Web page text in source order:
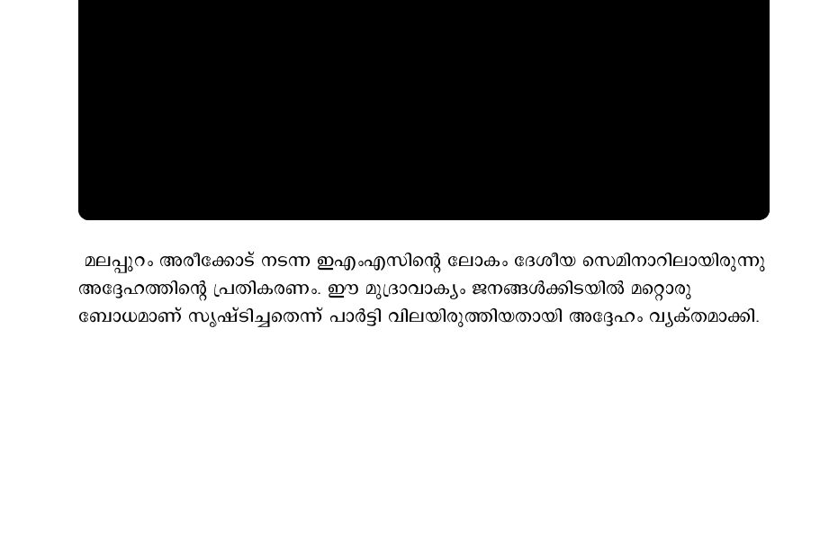
മലപ്പുറം അരീക്കോട് നടന്ന ഇഎംഎസിന്റെ ലോകം ദേശീയ സെമിനാറിലായിരുന്നു
അദ്ദേഹത്തിന്റെ പ്രതികരണം. ഈ മുദ്രാവാക്യം ജനങ്ങൾക്കിടയിൽ മറ്റൊരു
ബോധമാണ് സൃഷ്ടിച്ചതെന്ന് പാർട്ടി വിലയിരുത്തിയതായി അദ്ദേഹം വ്യക്തമാക്കി.